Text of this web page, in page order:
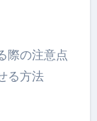
際の注意点
る方法